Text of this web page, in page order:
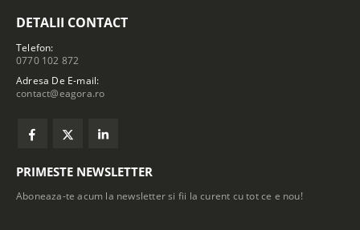
DETALII CONTACT
Telefon:
0770 102 872
Adresa De E-mail:
contact@eagora.ro
PRIMESTE NEWSLETTER
Aboneaza-te acum la newsletter si fii la curent cu tot ce e nou!